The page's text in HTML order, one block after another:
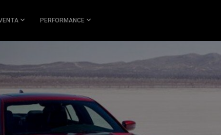
PERFORMANCE